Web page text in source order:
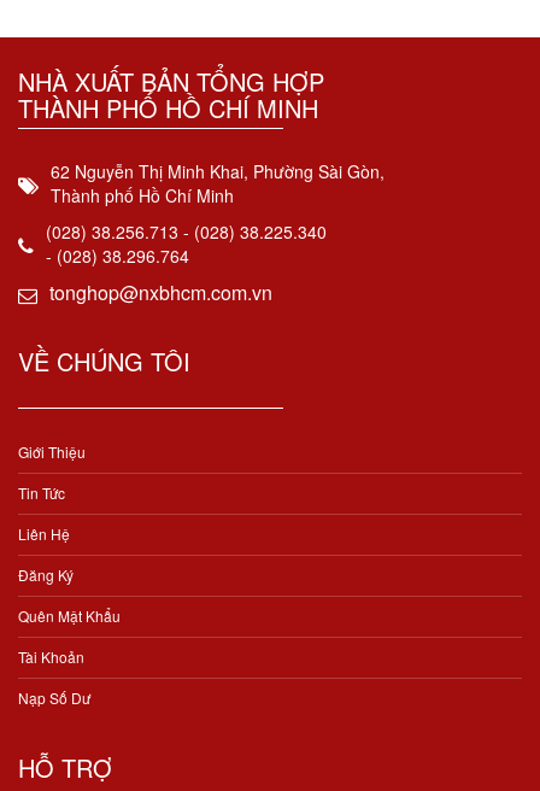
NHÀ XUẤT BẢN TỔNG HỢP
THÀNH PHỐ HỒ CHÍ MINH
62 Nguyễn Thị Minh Khai, Phường Sài Gòn,
Thành phố Hồ Chí Minh
(028) 38.256.713 - (028) 38.225.340
- (028) 38.296.764
tonghop@nxbhcm.com.vn
VỀ CHÚNG TÔI
Giới Thiệu
Tin Tức
Liên Hệ
Đăng Ký
Quên Mật Khẩu
Tài Khoản
Nạp Số Dư
HỖ TRỢ